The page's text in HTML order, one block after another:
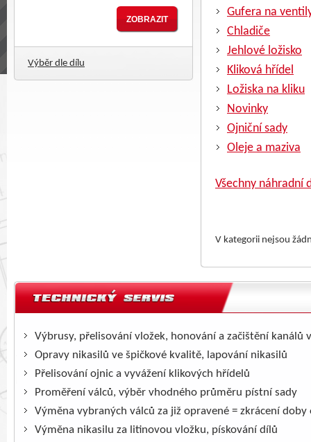
Výběr dle dílu
Gufera na
Chladiče
Jehlové ložisko
Kliková hřídel
Ložiska na kliku
Novinky
Ojniční sady
Oleje a maziva
Všechny náhradní
V kategorii nejsou
Výbrusy, přelisování vložek, honování a začištění kanálů
Opravy nikasilů ve špičkové kvalitě, lapování nikasilů
Přelisování ojnic a vyvážení klikových hřídelů
Proměření válců, výběr vhodného průměru pístní sady
Výměna vybraných válců za již opravené = zkrácení doby
Výměna nikasilu za litinovou vložku, pískování dílů